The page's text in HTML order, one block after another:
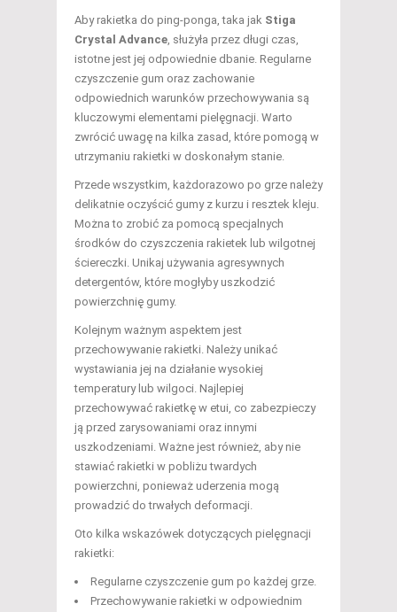
Aby rakietka do ping-ponga, taka jak Stiga
Crystal Advance , służyła przez długi czas,
istotne jest jej odpowiednie dbanie. Regularne
czyszczenie gum oraz zachowanie
odpowiednich warunków przechowywania są
kluczowymi elementami pielęgnacji. Warto
zwrócić uwagę na kilka zasad, które pomogą w
utrzymaniu rakietki w doskonałym stanie.
Przede wszystkim, każdorazowo po grze należy
delikatnie oczyścić gumy z kurzu i resztek kleju.
Można to zrobić za pomocą specjalnych
środków do czyszczenia rakietek lub wilgotnej
ściereczki. Unikaj używania agresywnych
detergentów, które mogłyby uszkodzić
powierzchnię gumy.
Kolejnym ważnym aspektem jest
przechowywanie rakietki. Należy unikać
wystawiania jej na działanie wysokiej
temperatury lub wilgoci. Najlepiej
przechowywać rakietkę w etui, co zabezpieczy
ją przed zarysowaniami oraz innymi
uszkodzeniami. Ważne jest również, aby nie
stawiać rakietki w pobliżu twardych
powierzchni, ponieważ uderzenia mogą
prowadzić do trwałych deformacji.
Oto kilka wskazówek dotyczących pielęgnacji
rakietki:
Regularne czyszczenie gum po każdej grze.
Przechowywanie rakietki w odpowiednim